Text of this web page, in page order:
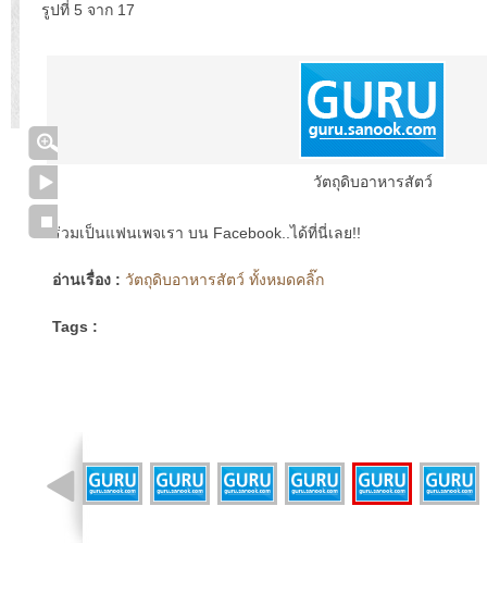
รูปที่ 5 จาก 17
วัตถุดิบอาหารสัตว์
ร่วมเป็นแฟนเพจเรา บน Facebook..ได้ที่นี่เลย!!
อ่านเรื่อง : วัตถุดิบอาหารสัตว์ ทั้งหมดคลิ๊ก
Tags :